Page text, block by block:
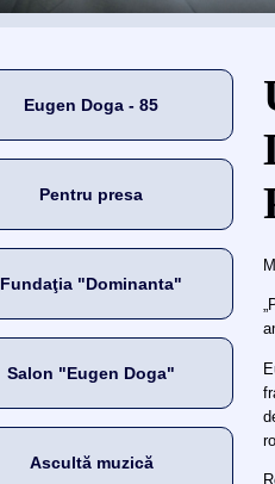
Eugen Doga - 85
Pentru presa
Fundaţia "Dominanta"
Salon "Eugen Doga"
Ascultă muzică